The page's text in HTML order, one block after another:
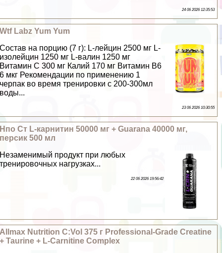
24 06 2026 12:35:53
Wtf Labz Yum Yum
Состав на порцию (7 г): L-лейцин 2500 мг L-
изолейцин 1250 мг L-валин 1250 мг
Витамин С 300 мг Калий 170 мг Витамин B6
6 мкг Рекомендации по применению 1
черпак во время тренировки с 200-300мл
воды...
23 06 2026 10:30:55
Нпо Ст L-карнитин 50000 мг + Guarana 40000 мг,
персик 500 мл
Незаменимый продукт при любых
тренировочных нагрузках...
22 06 2026 19:56:42
Allmax Nutrition C:Vol 375 г Professional-Grade Creatine
+ Taurine + L-Carnitine Complex